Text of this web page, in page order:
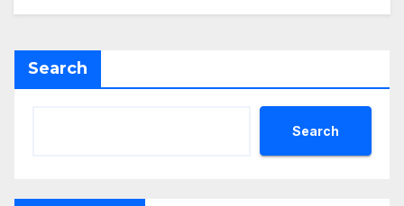
Search
Search